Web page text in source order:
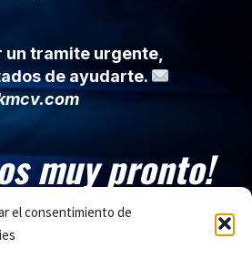
el consentimiento de
tramite urgente,
de ayudarte.
muy pronto!